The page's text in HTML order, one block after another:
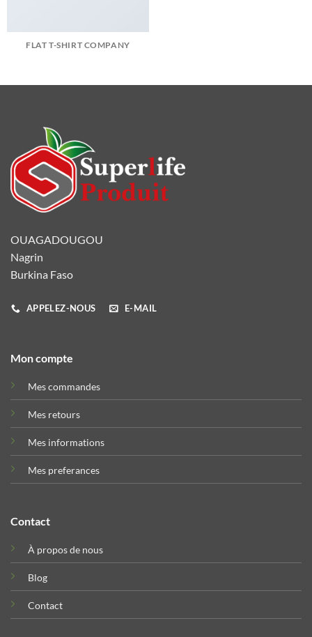
FLAT T-SHIRT COMPANY
OUAGADOUGOU
Nagrin
Burkina Faso
APPELEZ-NOUS E-MAIL
Mon compte
Mes commandes
Mes retours
Mes informations
Mes preferances
Contact
À propos de nous
Blog
Contact